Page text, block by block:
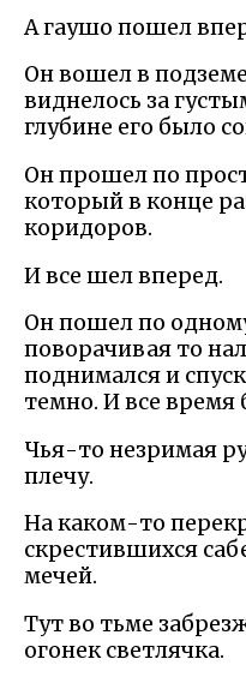
А гаушо пошел
Он вошел в
виднелось за
глубине его было
Он прошел по
который в конце
коридоров.
И все шел вперед.
Он пошел по
поворачивая то
поднимался и
темно. И все время
Чья-то незримая
плечу.
На каком-то
скрестившихся
мечей.
Тут во тьме
огонек светлячка.